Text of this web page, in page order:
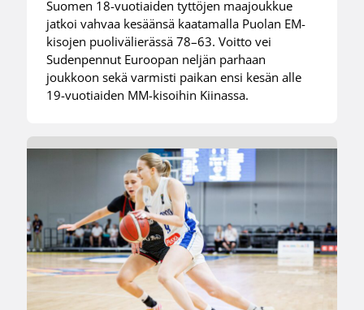
Suomen 18-vuotiaiden tyttöjen maajoukkue
jatkoi vahvaa kesäänsä kaatamalla Puolan EM-
kisojen puolivälierässä 78–63. Voitto vei
Sudenpennut Euroopan neljän parhaan
joukkoon sekä varmisti paikan ensi kesän alle
19-vuotiaiden MM-kisoihin Kiinassa.